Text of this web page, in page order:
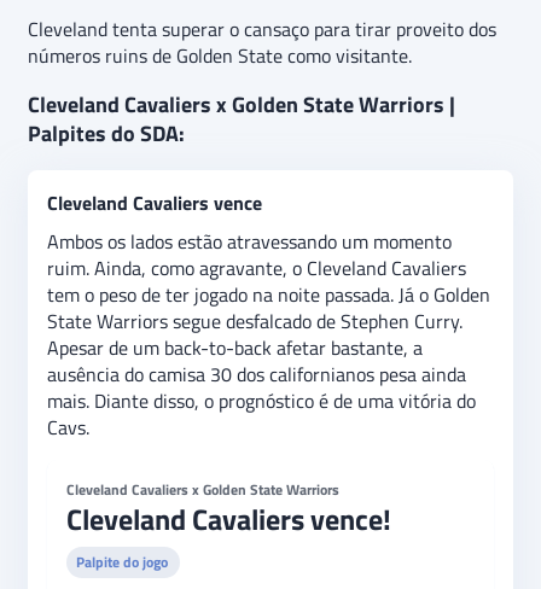
Cleveland tenta superar o cansaço para tirar proveito dos
números ruins de Golden State como visitante.
Cleveland Cavaliers x Golden State Warriors |
Palpites do SDA:
Cleveland Cavaliers vence
Ambos os lados estão atravessando um momento
ruim. Ainda, como agravante, o Cleveland Cavaliers
tem o peso de ter jogado na noite passada. Já o Golden
State Warriors segue desfalcado de Stephen Curry.
Apesar de um back-to-back afetar bastante, a
ausência do camisa 30 dos californianos pesa ainda
mais. Diante disso, o prognóstico é de uma vitória do
Cavs.
Cleveland Cavaliers x Golden State Warriors
Cleveland Cavaliers vence!
Palpite do jogo